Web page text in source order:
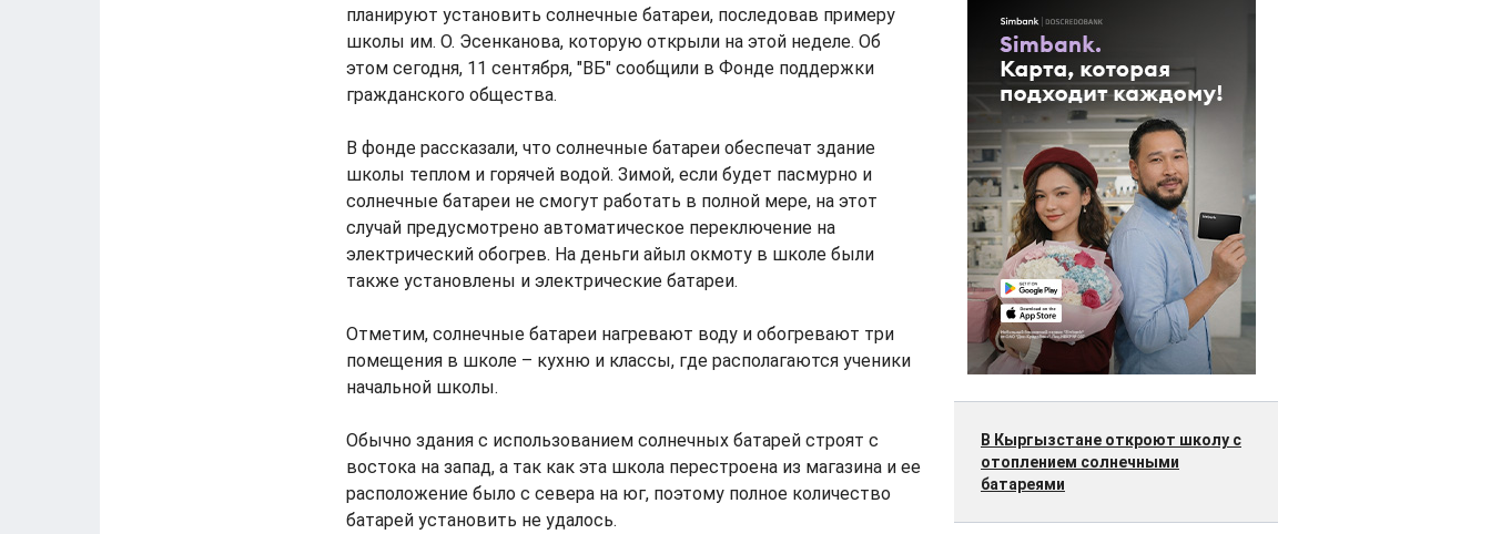
планируют установить солнечные батареи, последовав примеру
школы им. О. Эсенканова, которую открыли на этой неделе. Об
этом сегодня, 11 сентября, "ВБ" сообщили в Фонде поддержки
гражданского общества.
В Кыргызстане откроют школу с
отоплением солнечными
батареями
В фонде рассказали, что солнечные батареи обеспечат здание
школы теплом и горячей водой. Зимой, если будет пасмурно и
солнечные батареи не смогут работать в полной мере, на этот
случай предусмотрено автоматическое переключение на
электрический обогрев. На деньги айыл окмоту в школе были
также установлены и электрические батареи.
Отметим, солнечные батареи нагревают воду и обогревают три
помещения в школе – кухню и классы, где располагаются ученики
начальной школы.
Обычно здания с использованием солнечных батарей строят с
востока на запад, а так как эта школа перестроена из магазина и ее
расположение было с севера на юг, поэтому полное количество
батарей установить не удалось.